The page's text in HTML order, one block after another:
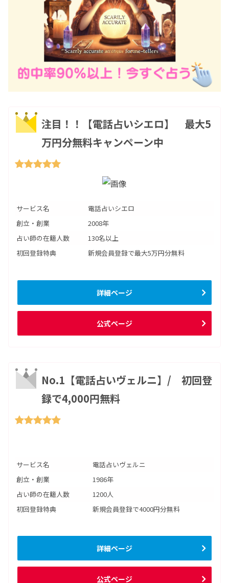
注目！！【電話占いシエロ】 最大5
万円分無料キャンペーン中
サービス名
電話占いシエロ
創立・創業
2008年
占い師の在籍人数
130名以上
初回登録特典
新規会員登録で最大5万円分無料
詳細ページ
公式ページ
No.1【電話占いヴェルニ】/ 初回登
録で4,000円無料
サービス名
電話占いヴェルニ
創立・創業
1986年
占い師の在籍人数
1200人
初回登録特典
新規会員登録で4000円分無料
詳細ページ
公式ページ